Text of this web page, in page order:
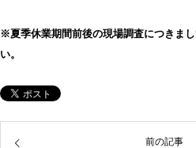
※夏季休業期間前後の現場調査につきま
い。
前の記事